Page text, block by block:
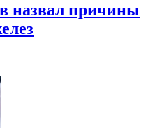
назвал причины